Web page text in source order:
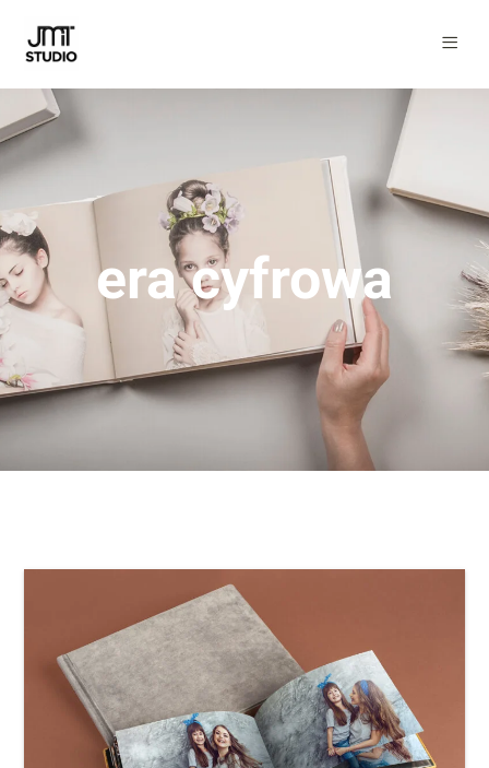
era cyfrowa